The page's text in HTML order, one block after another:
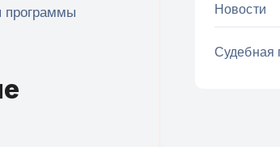
программы
Новости
Судебная